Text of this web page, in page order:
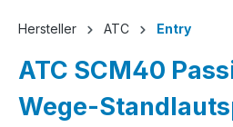
Hersteller ATC Entry
ATC SCM40
Wege-